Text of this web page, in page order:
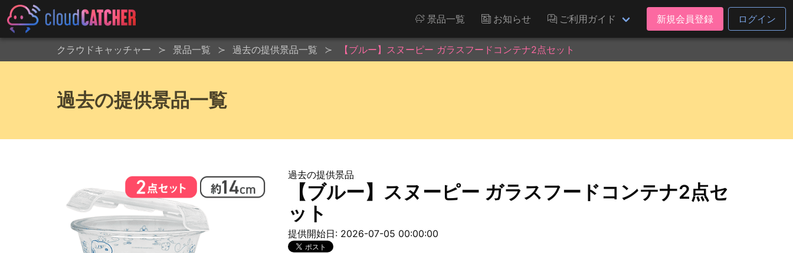
景品一覧 お知らせ ご利用ガイド 新規会員登録 ログイン
クラウドキャッチャー 景品一覧 過去の提供景品一覧 【ブルー】スヌーピー ガラスフードコンテナ2点セット
過去の提供景品一覧
過去の提供景品
【ブルー】スヌーピー ガラスフードコンテナ2点セ
ット
提供開始日: 2026-07-05 00:00:00